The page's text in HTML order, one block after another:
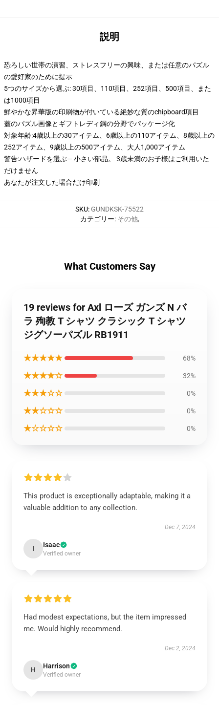
説明
恐ろしい世帯の演習、ストレスフリーの興味、または任意のパズル
の愛好家のために提示
5つのサイズから選ぶ: 30項目、110項目、252項目、500項目、また
は1000項目
鮮やかな昇華版の印刷物が付いている絶妙な質のchipboard項目
蓋のパズル画像とギフトレディ鋼の分野でパッケージ化
対象年齢:4歳以上の30アイテム、6歳以上の110アイテム、8歳以上の
252アイテム、9歳以上の500アイテム、大人1,000アイテム
警告:ハザードを選ぶ— 小さい部品。 3歳未満のお子様はご利用いた
だけません
あなたが注文した場合だけ印刷
SKU: GUNDKSK-75522
カテゴリー: その他,
What Customers Say
19 reviews for Axl ローズ ガンズ N バ
ラ 殉教 T シャツ クラシック T シャツ
ジグソーパズル RB1911
★★★★★ 68%
★★★★☆ 32%
★★★☆☆ 0%
★★☆☆☆ 0%
★☆☆☆☆ 0%
This product is exceptionally adaptable, making it a
valuable addition to any collection.
Dec 7, 2024
I Isaac
Verified owner
Had modest expectations, but the item impressed
me. Would highly recommend.
Dec 2, 2024
H Harrison
Verified owner